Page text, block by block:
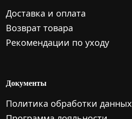
Доставка и оплата
Возврат товара
Рекомендации по уходу
Документы
Политика обработки данных